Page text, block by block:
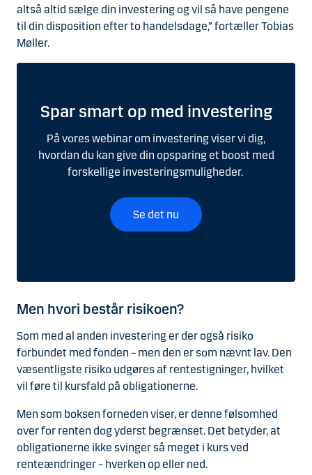
altså altid sælge din investering og vil så have pengene
til din disposition efter to handelsdage,” fortæller Tobias
Møller.
Spar smart op med investering
På vores webinar om investering viser vi dig,
hvordan du kan give din opsparing et boost med
forskellige investeringsmuligheder.
Se det nu
Men hvori består risikoen?
Som med al anden investering er der også risiko
forbundet med fonden – men den er som nævnt lav. Den
væsentligste risiko udgøres af rentestigninger, hvilket
vil føre til kursfald på obligationerne.
Men som boksen forneden viser, er denne følsomhed
over for renten dog yderst begrænset. Det betyder, at
obligationerne ikke svinger så meget i kurs ved
renteændringer – hverken op eller ned.